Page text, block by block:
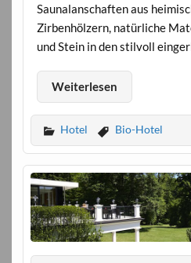
Saunalanschaften aus
Zirbenhölzern, natürliche
und Stein in den stilvoll
Weiterlesen
Hotel Bio-Hotel